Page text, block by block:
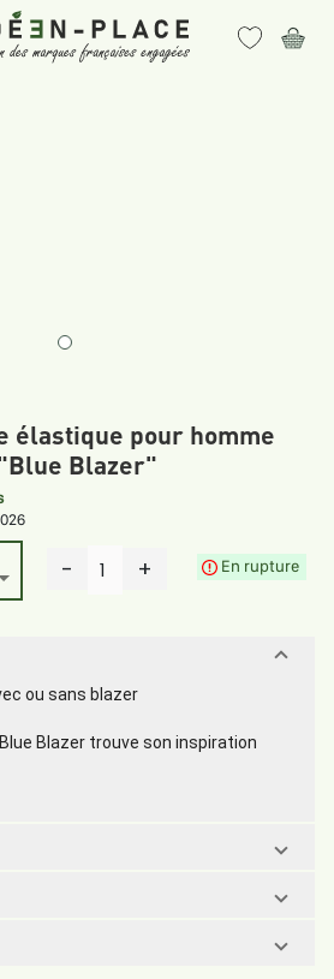
élastique pour homme
Blazer"
- 1 + En rupture
ou sans blazer
Blazer trouve son inspiration